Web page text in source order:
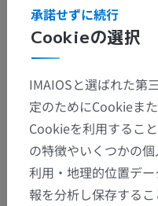
人体解剖学2
一般解剖学> 運動
外転
内転
外旋
Cookieの選択
承諾せずに続行
IMAIOSと選ばれた第
定のためにCookieま
Cookieを利用するこ
の特徴やいくつかの個
利用・地理的位置デ
報を分析し保存する